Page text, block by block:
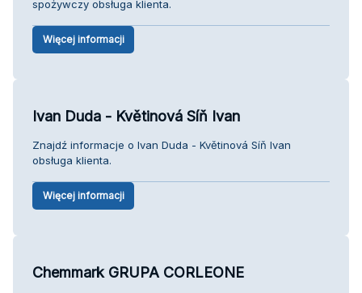
spożywczy obsługa klienta.
Więcej informacji
Ivan Duda - Květinová Síň Ivan
Znajdź informacje o Ivan Duda - Květinová Síň Ivan
obsługa klienta.
Więcej informacji
Chemmark GRUPA CORLEONE